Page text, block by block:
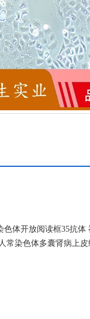
体开放阅读框35抗
染色体多囊肾病上